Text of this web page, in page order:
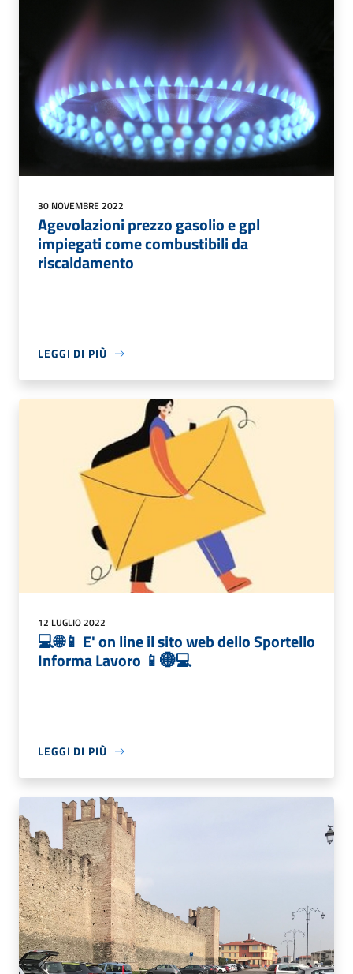
30 NOVEMBRE 2022
Agevolazioni prezzo gasolio e gpl
impiegati come combustibili da
riscaldamento
LEGGI DI PIÙ
12 LUGLIO 2022
💻🌐📱 E' on line il sito web dello Sportello
Informa Lavoro 📱🌐💻
LEGGI DI PIÙ